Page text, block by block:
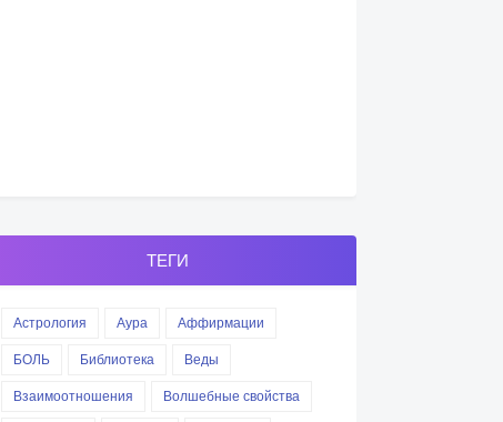
ТЕГИ
Астрология Аура
Аффирмации
БОЛЬ
Библиотека
Веды
Взаимоотношения
Волшебные свойства